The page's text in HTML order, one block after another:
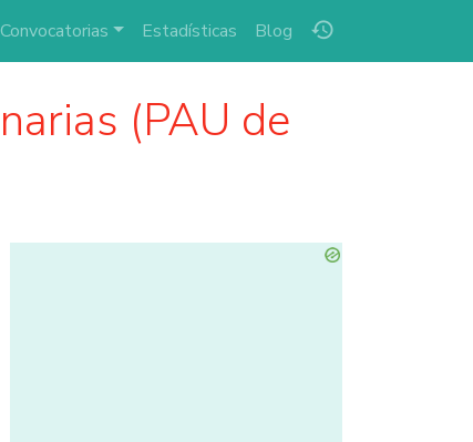
history
Convocatorias Estadísticas Blog
(PAU de